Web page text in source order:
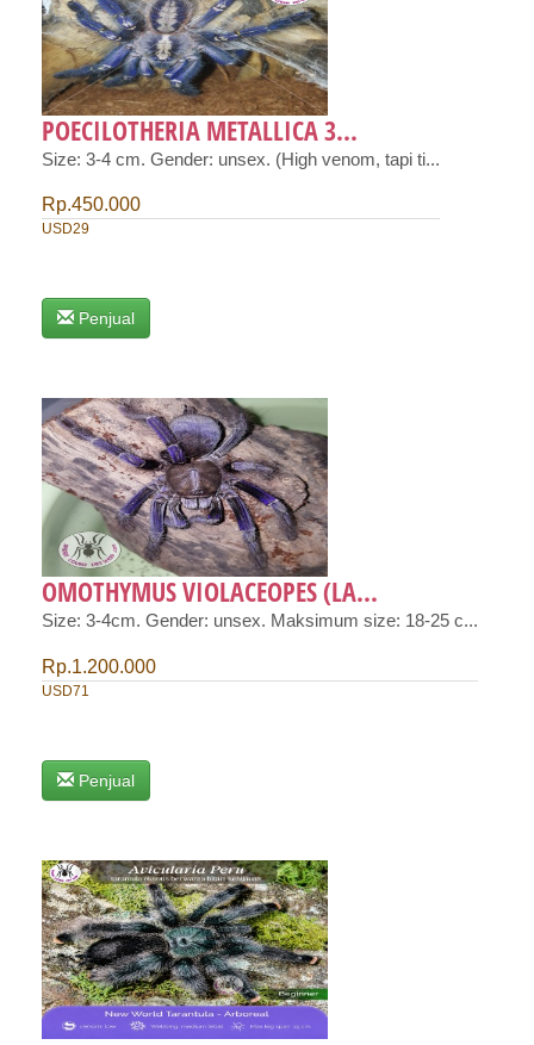
POECILOTHERIA METALLICA 3...
Size: 3-4 cm. Gender: unsex. (High venom, tapi ti...
Rp.450.000
USD29
Penjual
OMOTHYMUS VIOLACEOPES (LA...
Size: 3-4cm. Gender: unsex. Maksimum size: 18-25 c...
Rp.1.200.000
USD71
Penjual